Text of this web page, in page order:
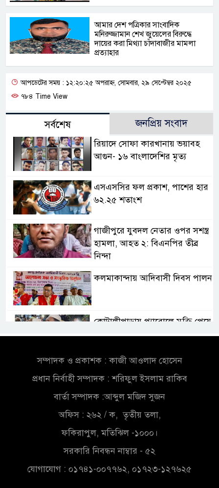
আমার দেশ পত্রিকার সাংবাদিক
মনিরুজ্জামান শেখ জুয়েলের বিরুদ্ধে
দায়ের করা মিথ্যা চাঁদাবাজীর মামলা
প্রত্যাহার
আপডেটের সময় : ১২:২০:২৫ অপরাহ্ন, সোমবার, ২৯ সেপ্টেম্বর ২০২৫
৭৮৪ Time View
সর্বশেষ জনপ্রিয় সংবাদ
রিয়াদে সোফা কারখানায় ভয়াবহ
আগুন- ১৬ বাংলাদেশির মৃত্য
এসএসসির ফল প্রকাশ, পাশের হার
৬২.২৫ শতাংশ
গাজীপুরে যুবদল নেতার ওপর সশস্ত্র
হামলা, আহত ২: বিএনপির তীব্র
নিন্দা
কলমাকান্দায় আদিবাসী দিবস পালন
কোটালীপাড়ায় প্যারোলে মুক্তি পেয়ে
বাবার জানাজায় আওয়ামী লীগ নেতা
তরুণ নারীরা নেতৃত্বের সুযোগ পেলে
শক্তিশালী হবে দেশের ভবিষ্যৎ
গোপালগঞ্জ জেলা বিটিএসএফের
কমিটি ঘোষণা সভাপতি আফজাল
হোসেন, সাধারণ সম্পাদক শওকত
টাঙ্গাইলের গোপালপুরে মুনের
সম্পাদক ও প্রকাশক : কাজী আওলাদ হোসেন
প্রধান নির্বাহী সম্পাদক : শরিফুল ইসলাম রাকিব
বার্তা সম্পাদক :আব্দুল মজিদ সুজন
অফিস : ২৬২ / ক, তৃতীয় তলা,
ফকিরাপুল, মতিঝিল -১০০০।
সরকারি নিবন্ধন নাম্বার - ৫২
যোগাযোগ : ০১৭৪১-০০৭৭৬২, ০১৭২৩-১২৭৬২৫